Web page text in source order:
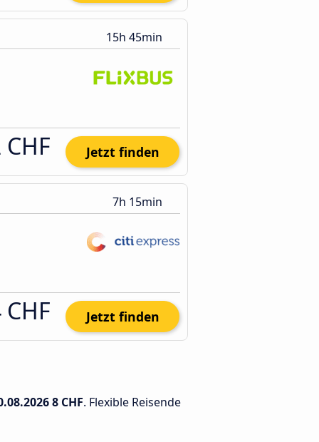
15h 45min
Jetzt finden
7h 15min
Jetzt finden
8 CHF. Flexible Reisende